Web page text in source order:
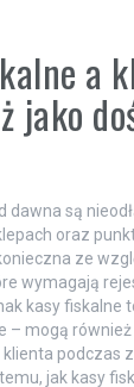
a
jako
dawna są
oraz
ze
wymagają
kasy fiskalne
– mogą również
podczas
jak kasy